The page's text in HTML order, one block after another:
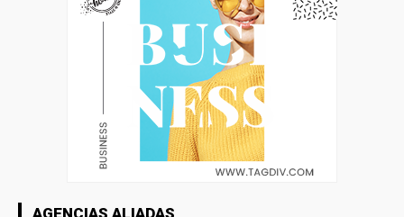
AGENCIAS ALIADAS